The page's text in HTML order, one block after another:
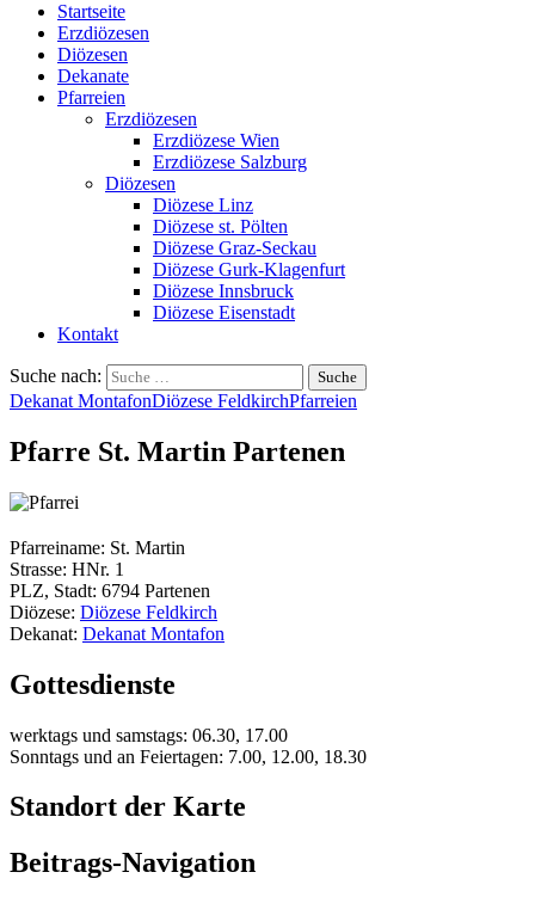
Startseite
Erzdiözesen
Diözesen
Dekanate
Pfarreien
Erzdiözesen
Erzdiözese Wien
Erzdiözese Salzburg
Diözesen
Diözese Linz
Diözese st. Pölten
Diözese Graz-Seckau
Diözese Gurk-Klagenfurt
Diözese Innsbruck
Diözese Eisenstadt
Kontakt
Suche nach:
Dekanat MontafonDiözese FeldkirchPfarreien
Pfarre St. Martin Partenen
Pfarreiname: St. Martin
Strasse: HNr. 1
PLZ, Stadt: 6794 Partenen
Diözese: Diözese Feldkirch
Dekanat: Dekanat Montafon
Gottesdienste
werktags und samstags: 06.30, 17.00
Sonntags und an Feiertagen: 7.00, 12.00, 18.30
Standort der Karte
Beitrags-Navigation